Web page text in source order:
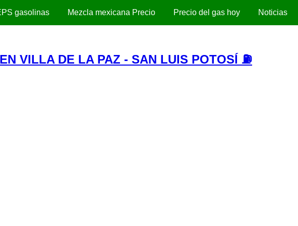
gasolinas Mezcla mexicana Precio Precio del gas hoy Noticias
VILLA DE LA PAZ - SAN LUIS POTOSÍ ⛽